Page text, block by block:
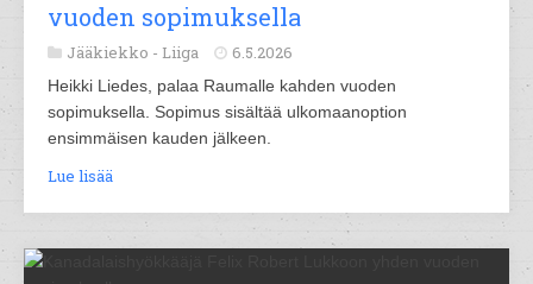
vuoden sopimuksella
Jääkiekko - Liiga 6.5.2026
Heikki Liedes, palaa Raumalle kahden vuoden
sopimuksella. Sopimus sisältää ulkomaanoption
ensimmäisen kauden jälkeen.
Lue lisää